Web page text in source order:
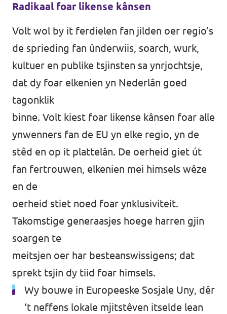
Radikaal foar likense kânsen
Volt wol by it ferdielen fan jilden oer regio’s
de sprieding fan ûnderwiis, soarch, wurk,
kultuer en publike tsjinsten sa ynrjochtsje,
dat dy foar elkenien yn Nederlân goed
tagonklik
binne. Volt kiest foar likense kânsen foar alle
ynwenners fan de EU yn elke regio, yn de
stêd en op it plattelân. De oerheid giet út
fan fertrouwen, elkenien mei himsels wêze
en de
oerheid stiet noed foar ynklusiviteit.
Takomstige generaasjes hoege harren gjin
soargen te
meitsjen oer har besteanswissigens; dat
sprekt tsjin dy tiid foar himsels.
Wy bouwe in Europeeske Sosjale Uny, dêr
‘t neffens lokale mjitstêven itselde lean